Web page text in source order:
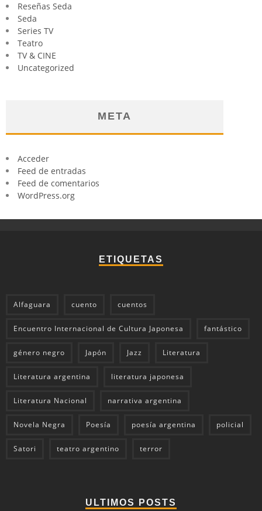
Reseñas Seda
Seda
Series TV
Teatro
TV & CINE
Uncategorized
META
Acceder
Feed de entradas
Feed de comentarios
WordPress.org
ETIQUETAS
Alfaguara cuento cuentos
Encuentro Internacional de Cultura Japonesa fantástico
género negro Japón Jazz Literatura
Literatura argentina literatura japonesa
Literatura Nacional narrativa argentina
Novela Negra Poesía poesía argentina policial
Satori teatro argentino terror
ULTIMOS POSTS